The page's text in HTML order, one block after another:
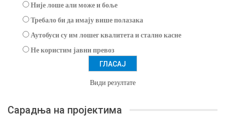
Није лоше али може и боље
Требало би да имају више полазака
Аутобуси су им лошег квалитета и стално касне
Не користим јавни превоз
Види резултате
Сарадња на пројектима